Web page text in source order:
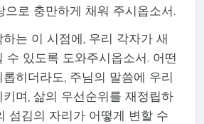
으로 충만하게 채워 주시옵소서.
는 이 시점에, 우리 각자가 새
수 있도록 도와주시옵소서. 어떤
히더라도, 주님의 말씀에 우리
며, 삶의 우선순위를 재정립하
섬김의 자리가 어떻게 변할 수